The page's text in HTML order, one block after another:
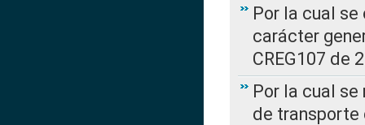
Por la cual
carácter
CREG107 de
Por la cual
de transporte